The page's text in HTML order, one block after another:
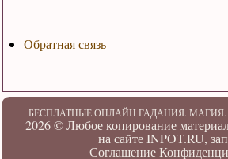
Обратная связь
БЕСПЛАТНЫЕ ОНЛАЙН ГАДАНИЯ.
2026 ©Любое копирование
на сайте INPOT.RU,
Соглашение